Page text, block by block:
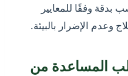
بدقة وفقًا للمعايير
وعدم الإضرار بالبيئة.
المساعدة من